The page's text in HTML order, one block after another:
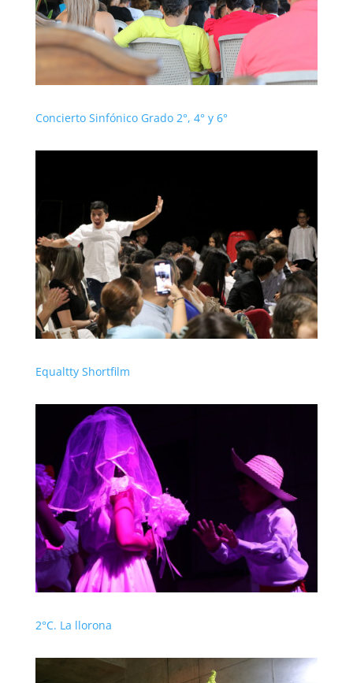
Concierto Sinfónico Grado 2°, 4° y 6°
Equaltty Shortfilm
2°C. La llorona